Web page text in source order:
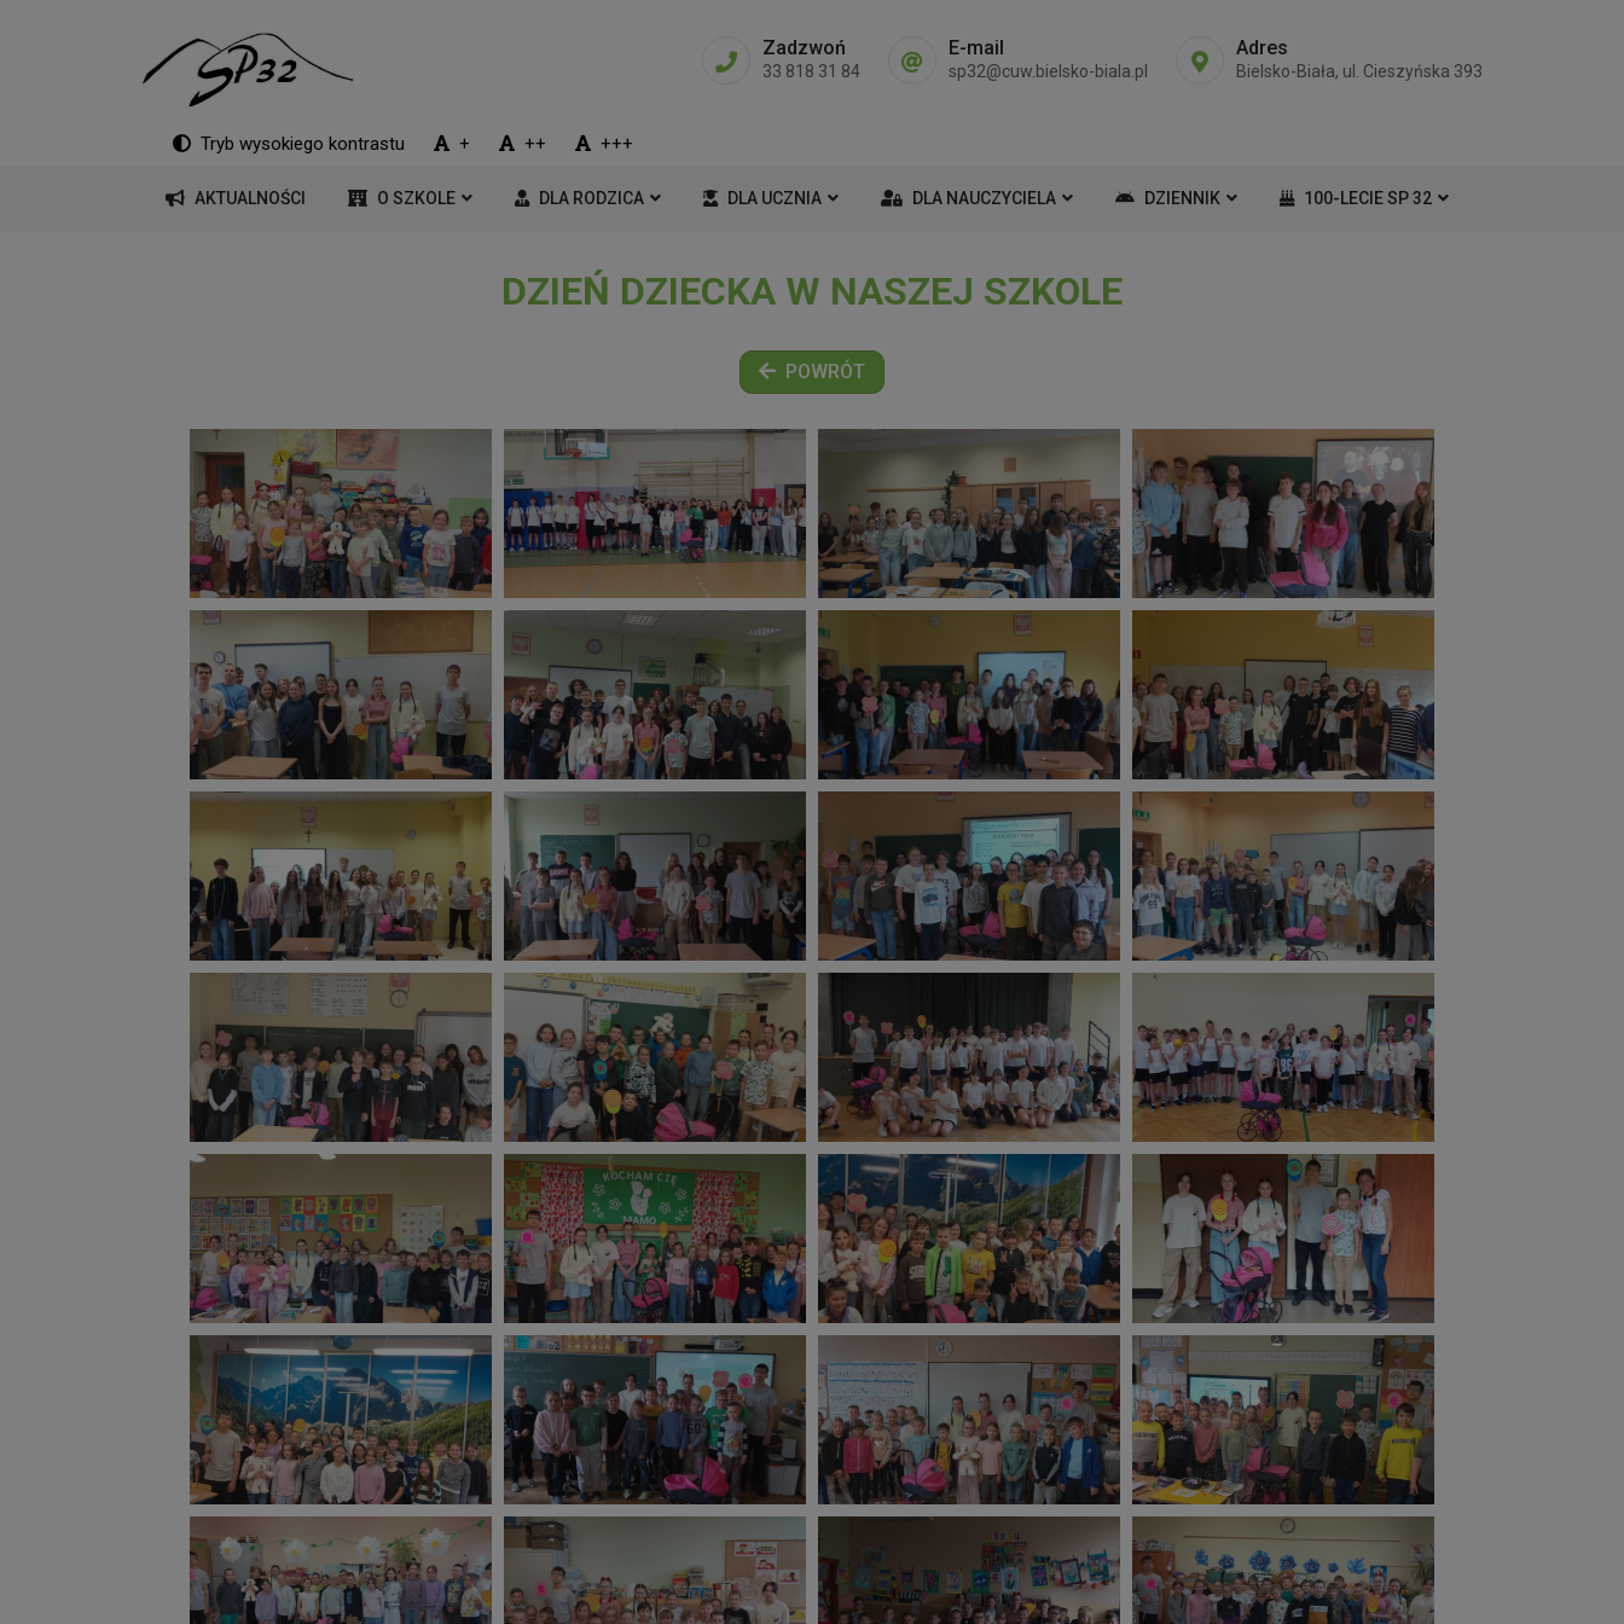
Zadzwoń
33 818 31 84
E-mail
sp32@cuw.bielsko-biala.pl
Adres
Bielsko-Biała, ul. Cieszyńska 393
Tryb wysokiego kontrastu + ++ +++
AKTUALNOŚCI O SZKOLE DLA RODZICA DLA UCZNIA DLA NAUCZYCIELA DZIENNIK 100-LECIE SP 32
DZIEŃ DZIECKA W NASZEJ SZKOLE
POWRÓT